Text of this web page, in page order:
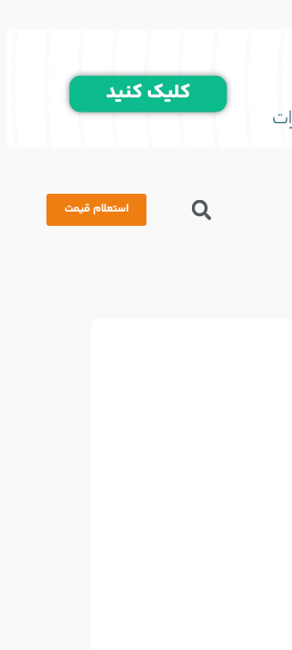
استعلام قیمت